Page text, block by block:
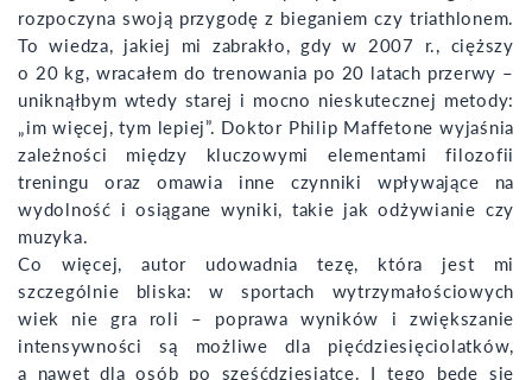
rozpoczyna swoją przygodę z bieganiem czy triathlonem.
To wiedza, jakiej mi zabrakło, gdy w 2007 r., cięższy
o 20 kg, wracałem do trenowania po 20 latach przerwy –
uniknąłbym wtedy starej i mocno nieskutecznej metody:
„im więcej, tym lepiej”. Doktor Philip Maffetone wyjaśnia
zależności między kluczowymi elementami filozofii
treningu oraz omawia inne czynniki wpływające na
wydolność i osiągane wyniki, takie jak odżywianie czy
muzyka.
Co więcej, autor udowadnia tezę, która jest mi
szczególnie bliska: w sportach wytrzymałościowych
wiek nie gra roli – poprawa wyników i zwiększanie
intensywności są możliwe dla pięćdziesięciolatków,
a nawet dla osób po sześćdziesiątce. I tego będę się